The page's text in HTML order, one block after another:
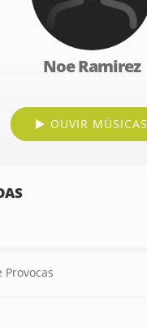
Noe Ramirez
OUVIR MÚSICAS
Provocas